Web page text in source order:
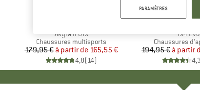
Article
Akyra II GTX
Product group
Chaussures multisports
Prix
179,95 € Prix réduit
à partir de 165,55 €
4,8(14)
Article
TX4 Evo
Product group
Chaussures
Prix
194,95 € à partir
4,3
PARAMÈTRES